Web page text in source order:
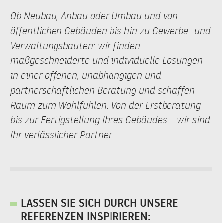
Ob Neubau, Anbau oder Umbau und von
öffentlichen Gebäuden bis hin zu Gewerbe- und
Verwaltungsbauten: wir finden
maßgeschneiderte und individuelle Lösungen
in einer offenen, unabhängigen und
partnerschaftlichen Beratung und schaffen
Raum zum Wohlfühlen. Von der Erstberatung
bis zur Fertigstellung Ihres Gebäudes – wir sind
Ihr verlässlicher Partner.
LASSEN SIE SICH DURCH UNSERE
REFERENZEN INSPIRIEREN: